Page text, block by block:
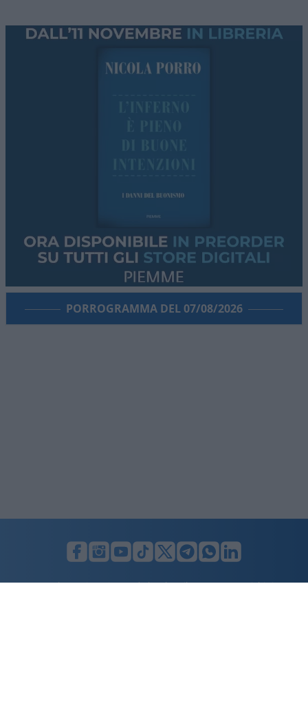
PORROGRAMMA DEL 07/08/2026
LUNIFIN S.r.l. a socio unico. Sede legale Milano, Largo F. Richini, 2/A,